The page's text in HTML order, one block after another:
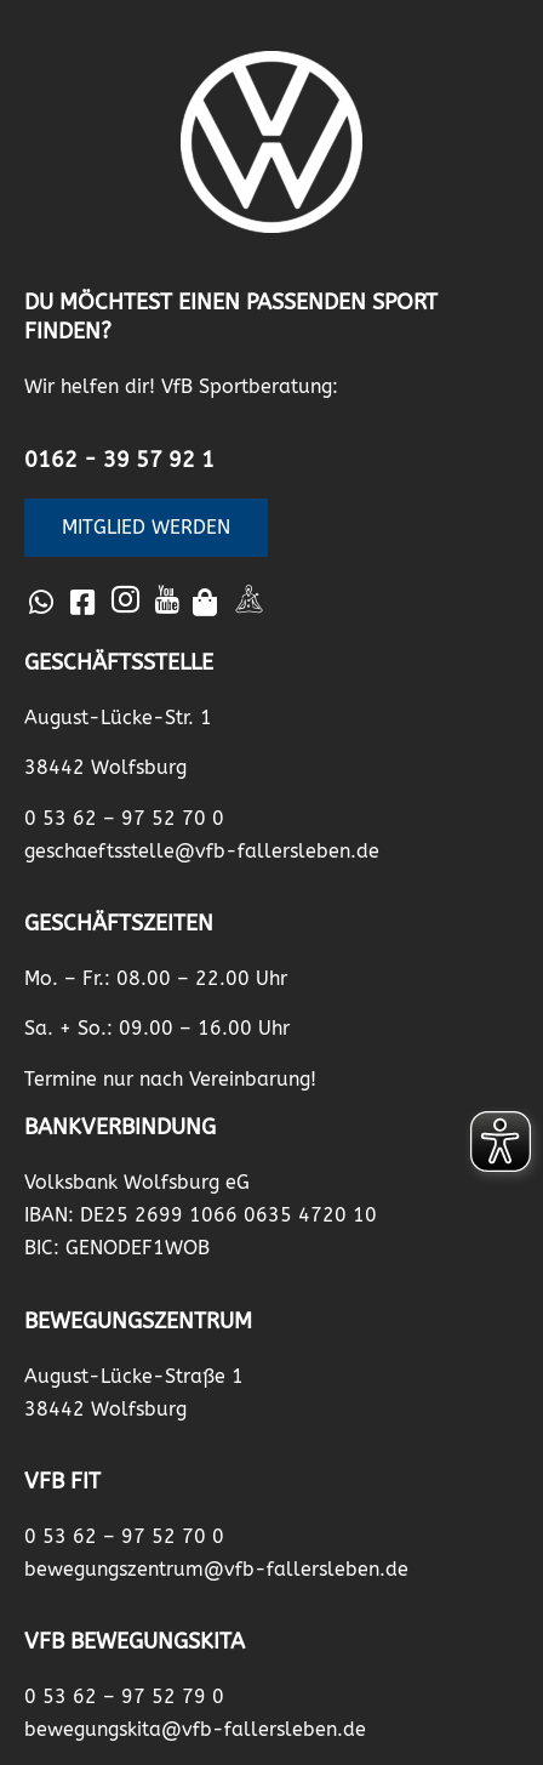
DU MÖCHTEST EINEN PASSENDEN SPORT
FINDEN?
Wir helfen dir! VfB Sportberatung:
0162 - 39 57 92 1
MITGLIED WERDEN
GESCHÄFTSSTELLE
August-Lücke-Str. 1
38442 Wolfsburg
0 53 62 – 97 52 70 0
geschaeftsstelle@vfb-fallersleben.de
GESCHÄFTSZEITEN
Mo. – Fr.: 08.00 – 22.00 Uhr
Sa. + So.: 09.00 – 16.00 Uhr
Termine nur nach Vereinbarung!
BANKVERBINDUNG
Volksbank Wolfsburg eG
IBAN: DE25 2699 1066 0635 4720 10
BIC: GENODEF1WOB
BEWEGUNGSZENTRUM
August-Lücke-Straße 1
38442 Wolfsburg
VFB FIT
0 53 62 – 97 52 70 0
bewegungszentrum@vfb-fallersleben.de
VFB BEWEGUNGSKITA
0 53 62 – 97 52 79 0
bewegungskita@vfb-fallersleben.de